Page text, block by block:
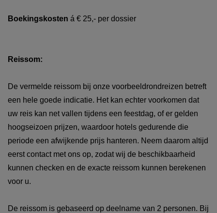
Boekingskosten á € 25,- per dossier
Reissom:
De vermelde reissom bij onze voorbeeldrondreizen betreft
een hele goede indicatie. Het kan echter voorkomen dat
uw reis kan net vallen tijdens een feestdag, of er gelden
hoogseizoen prijzen, waardoor hotels gedurende die
periode een afwijkende prijs hanteren. Neem daarom altijd
eerst contact met ons op, zodat wij de beschikbaarheid
kunnen checken en de exacte reissom kunnen berekenen
voor u.
De reissom is gebaseerd op deelname van 2 personen. Bij